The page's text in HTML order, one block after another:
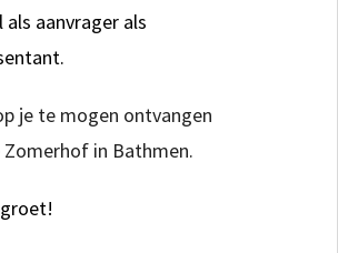
als aanvrager als
je te mogen ontvangen
Zomerhof in Bathmen.